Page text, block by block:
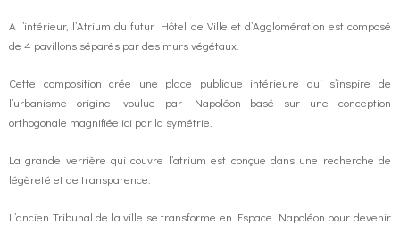
A l’intérieur, l’Atrium du futur Hôtel de Ville et d’Agglomération est composé
de 4 pavillons séparés par des murs végétaux.
Cette composition crée une place publique intérieure qui s’inspire de
l’urbanisme originel voulue par Napoléon basé sur une conception
orthogonale magnifiée ici par la symétrie.
La grande verrière qui couvre l’atrium est conçue dans une recherche de
légèreté et de transparence.
L’ancien Tribunal de la ville se transforme en Espace Napoléon pour devenir